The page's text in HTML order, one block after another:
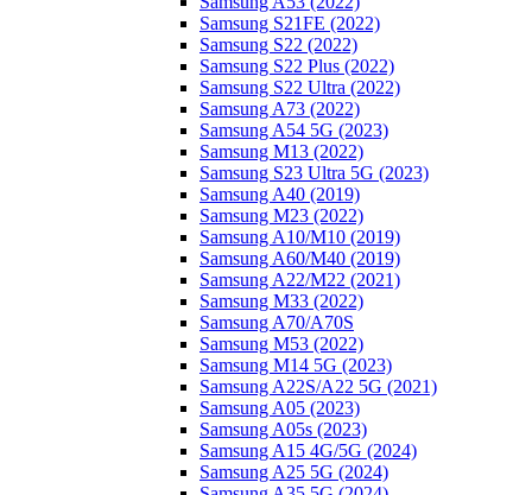
Samsung S21FE (2022)
Samsung S22 (2022)
Samsung S22 Plus (2022)
Samsung S22 Ultra (2022)
Samsung A73 (2022)
Samsung A54 5G (2023)
Samsung M13 (2022)
Samsung S23 Ultra 5G (2023)
Samsung A40 (2019)
Samsung M23 (2022)
Samsung A10/M10 (2019)
Samsung A60/M40 (2019)
Samsung A22/M22 (2021)
Samsung M33 (2022)
Samsung A70/A70S
Samsung M53 (2022)
Samsung M14 5G (2023)
Samsung A22S/A22 5G (2021)
Samsung A05 (2023)
Samsung A05s (2023)
Samsung A15 4G/5G (2024)
Samsung A25 5G (2024)